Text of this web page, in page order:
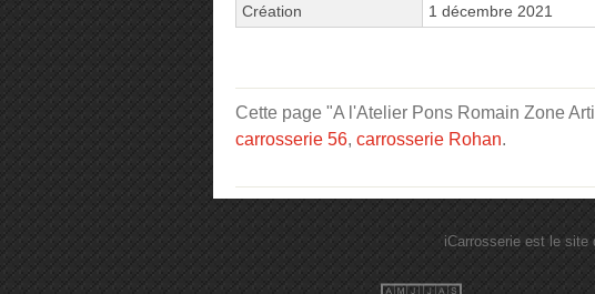
Création
1 décembre 2021
Cette page "A l'Atelier Pons Romain Zone
carrosserie 56, carrosserie Rohan.
iCarrosserie est le site